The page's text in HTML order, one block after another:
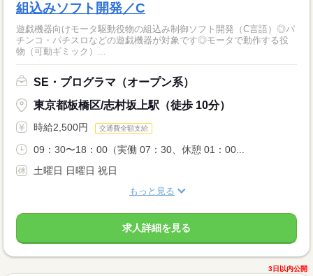
組込みソフト開発／C
遊戯機器向けモータ駆動役物の組込み制御ソフト開発（C言語）◎パ
チンコ・パチスロなどの遊戯機器が対象です◎モータで動作する役
物（可動ギミック）...
SE・プログラマ（オープン系）
東京都板橋区/志村坂上駅（徒歩 10分）
時給2,500円 交通費全額支給
09：30〜18：00（実働 07：30、休憩 01：00...
土曜日 日曜日 祝日
もっと見る
求人詳細を見る
3日以内公開